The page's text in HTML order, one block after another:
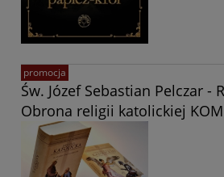
Św. Józef Sebastian Pelczar -
Obrona religii katolickiej
promocja